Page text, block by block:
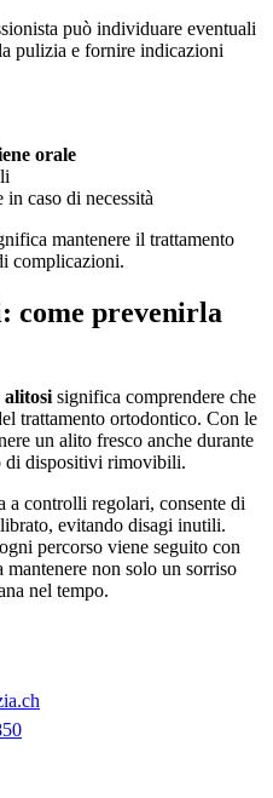
può individuare eventuali
pulizia e fornire indicazioni
orale
caso di necessità
mantenere il trattamento
complicazioni.
come prevenirla
alitosi significa comprendere che
trattamento ortodontico. Con le
un alito fresco anche durante
di dispositivi rimovibili.
a controlli regolari, consente di
evitando disagi inutili.
percorso viene seguito con
mantenere non solo un sorriso
nel tempo.